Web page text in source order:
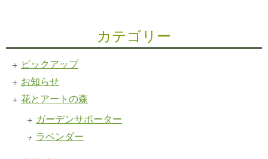
カテゴリー
ピックアップ
お知らせ
花とアートの森
ガーデンサポーター
ラベンダー